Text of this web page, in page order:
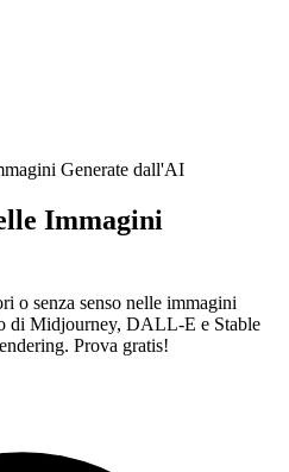
Generate dall'AI
Immagini
o senza senso nelle immagini
di Midjourney, DALL-E e Stable
Prova gratis!